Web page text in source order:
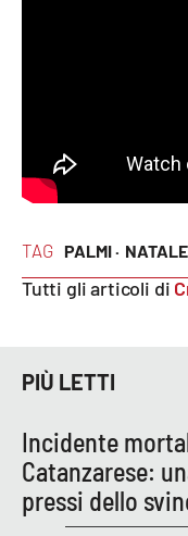
Sport
RUBRICHE
Parchi Marini
Leggendo Alvaro
Imprese Di
TAG PALMI · NATALE
Tutti gli articoli di
PIÙ LETTI
Incidente
Catanzarese:
pressi dello